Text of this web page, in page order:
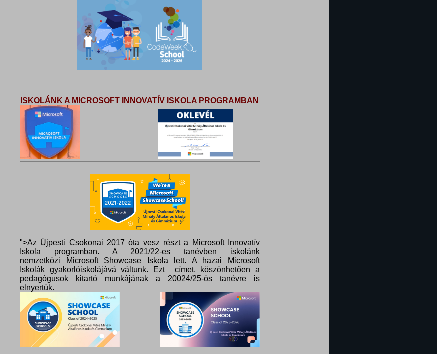
ISKOLÁNK A MICROSOFT INNOVATÍV ISKOLA PROGRAMBAN
">Az Újpesti Csokonai 2017 óta vesz részt a Microsoft Innovatív
Iskola programban. A 2021/22-es tanévben iskolánk
nemzetközi Microsoft Showcase Iskola lett. A hazai Microsoft
Iskolák gyakorlóiskolájává váltunk. Ezt címet, köszönhetően a
pedagógusok kitartó munkájának a 20024/25-ös tanévre is
elnyertük.